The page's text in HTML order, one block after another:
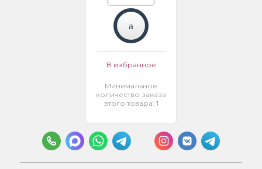
В избранное
Минимальное
количество заказа
этого товара: 1